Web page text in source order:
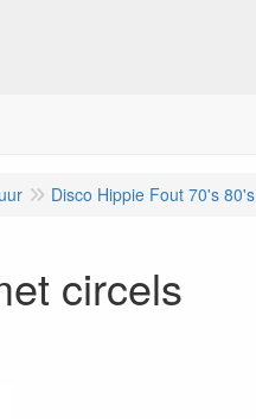
Disco Hippie Fout 70's 80's
circels